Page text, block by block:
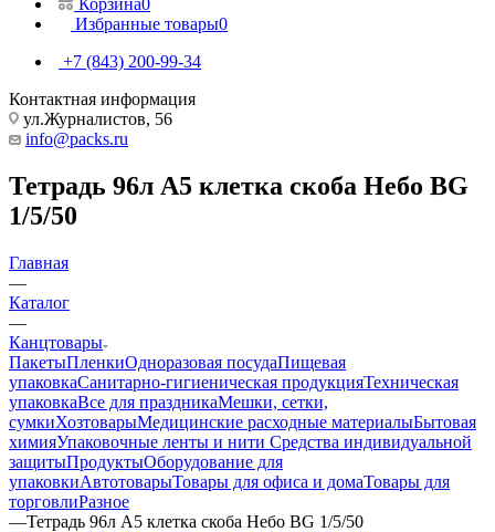
Корзина0
Избранные товары0
+7 (843) 200-99-34
Контактная информация
ул.Журналистов, 56
info@packs.ru
Тетрадь 96л А5 клетка скоба Небо BG
1/5/50
Главная
—
Каталог
—
Канцтовары
ПакетыПленкиОдноразовая посудаПищевая
упаковкаСанитарно-гигиеническая продукцияТехническая
упаковкаВсе для праздникаМешки, сетки,
сумкиХозтоварыМедицинские расходные материалыБытовая
химияУпаковочные ленты и нити Средства индивидуальной
защитыПродуктыОборудование для
упаковкиАвтотоварыТовары для офиса и домаТовары для
торговлиРазное
—Тетрадь 96л А5 клетка скоба Небо BG 1/5/50